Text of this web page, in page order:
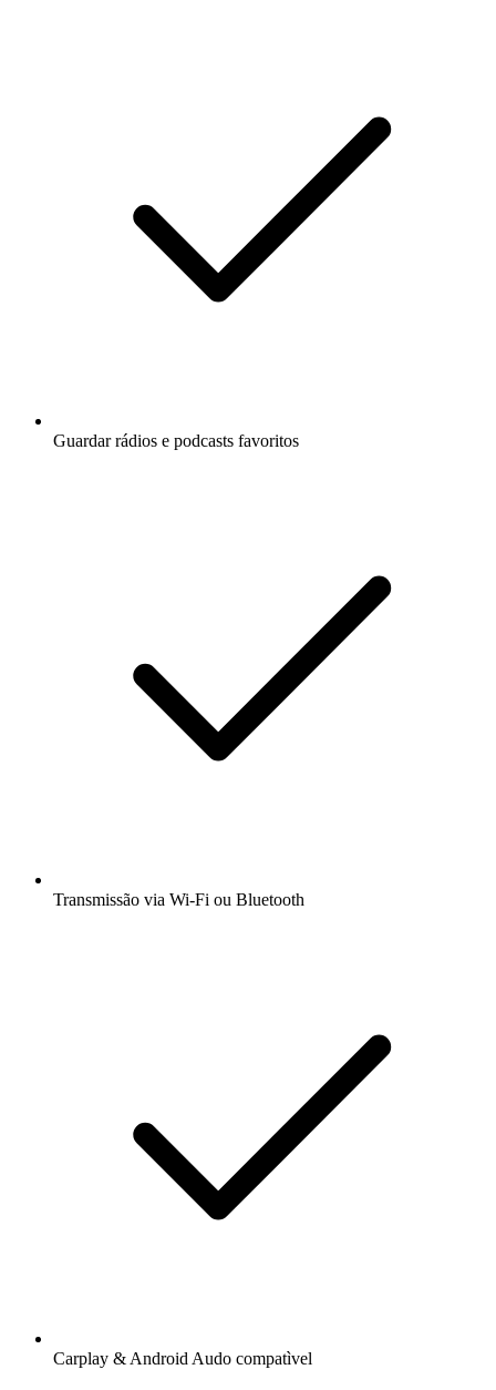
Guardar rádios e podcasts favoritos
Transmissão via Wi-Fi ou Bluetooth
Carplay & Android Audo compatìvel